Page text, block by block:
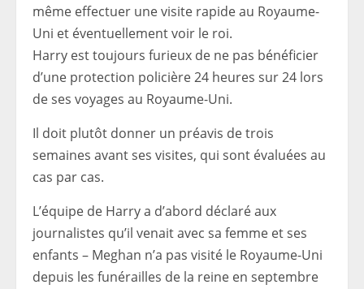
même effectuer une visite rapide au Royaume-
Uni et éventuellement voir le roi.
Harry est toujours furieux de ne pas bénéficier
d’une protection policière 24 heures sur 24 lors
de ses voyages au Royaume-Uni.
Il doit plutôt donner un préavis de trois
semaines avant ses visites, qui sont évaluées au
cas par cas.
L’équipe de Harry a d’abord déclaré aux
journalistes qu’il venait avec sa femme et ses
enfants – Meghan n’a pas visité le Royaume-Uni
depuis les funérailles de la reine en septembre